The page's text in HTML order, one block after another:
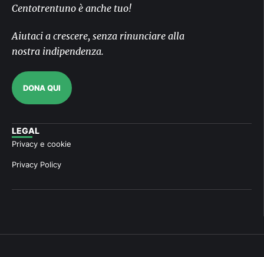
Centotrentuno è anche tuo!
Aiutaci a crescere, senza rinunciare alla
nostra indipendenza.
DONA QUI
LEGAL
Privacy e cookie
Privacy Policy